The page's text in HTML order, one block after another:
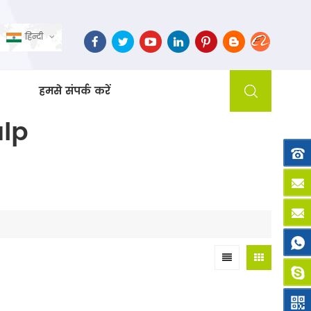
हिन्दी
हमसे संपर्क करें